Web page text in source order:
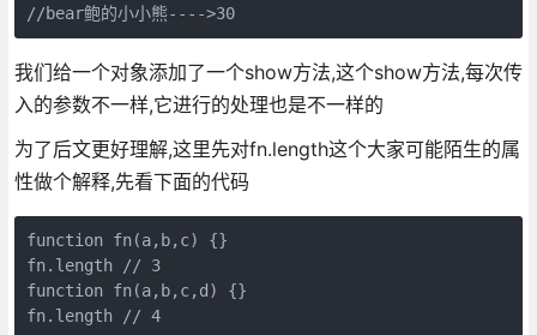
//bear鲍的小小熊---->30
我们给一个对象添加了一个show方法,这个show方法,每次传
入的参数不一样,它进行的处理也是不一样的
为了后文更好理解,这里先对fn.length这个大家可能陌生的属
性做个解释,先看下面的代码
function fn(a,b,c) {}
fn.length // 3
function fn(a,b,c,d) {}
fn.length // 4